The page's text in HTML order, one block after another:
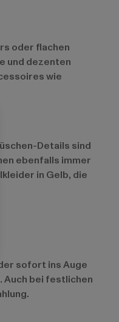
oder flachen
und dezenten
wie
Details sind
ebenfalls immer
in Gelb, die
sofort ins Auge
Auch bei festlichen